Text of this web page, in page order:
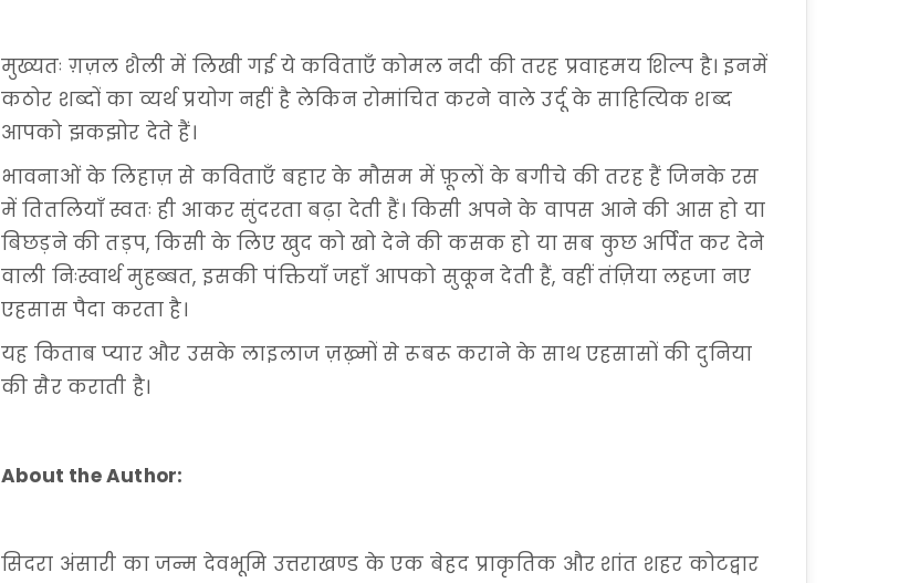
मुख्यतः ग़ज़ल शैली में लिखी गई ये कविताएँ कोमल नदी की तरह प्रवाहमय शिल्प है। इनमें
कठोर शब्दों का व्यर्थ प्रयोग नहीं है लेकिन रोमांचित करने वाले उर्दू के साहित्यिक शब्द
आपको झकझोर देते हैं।
भावनाओं के लिहाज़ से कविताएँ बहार के मौसम में फ़ूलों के बगीचे की तरह हैं जिनके रस
में तितलियाँ स्वतः ही आकर सुंदरता बढ़ा देती हैं। किसी अपने के वापस आने की आस हो या
बिछड़ने की तड़प, किसी के लिए खुद को खो देने की कसक हो या सब कुछ अर्पित कर देने
वाली निःस्वार्थ मुहब्बत, इसकी पंक्तियाँ जहाँ आपको सुकून देती हैं, वहीं तंज़िया लहजा नए
एहसास पैदा करता है।
यह किताब प्यार और उसके लाइलाज ज़ख़्मों से रूबरू कराने के साथ एहसासों की दुनिया
की सैर कराती है।
About the Author:
सिदरा अंसारी का जन्म देवभूमि उत्तराखण्ड के एक बेहद प्राकृतिक और शांत शहर कोटद्वार